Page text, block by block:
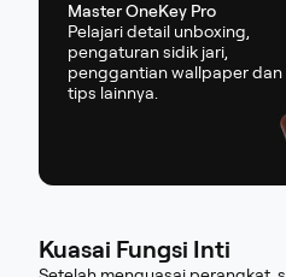
Master OneKey Pro
Pelajari detail unboxing,
pengaturan sidik jari,
penggantian wallpaper dan
tips lainnya.
Kuasai Fungsi Inti